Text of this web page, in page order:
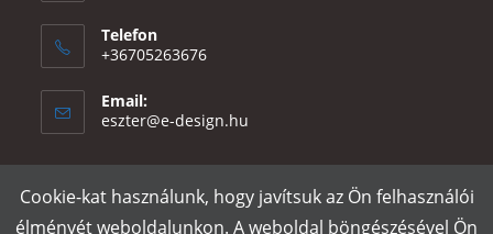
Telefon
+36705263676
Email:
eszter@e-design.hu
Rólunk Szállítás és fizetés Adatvédelmi tájékoztató ÁSZF
Cookie-kat használunk, hogy javítsuk az Ön felhasználói
élményét weboldalunkon. A weboldal böngészésével Ön